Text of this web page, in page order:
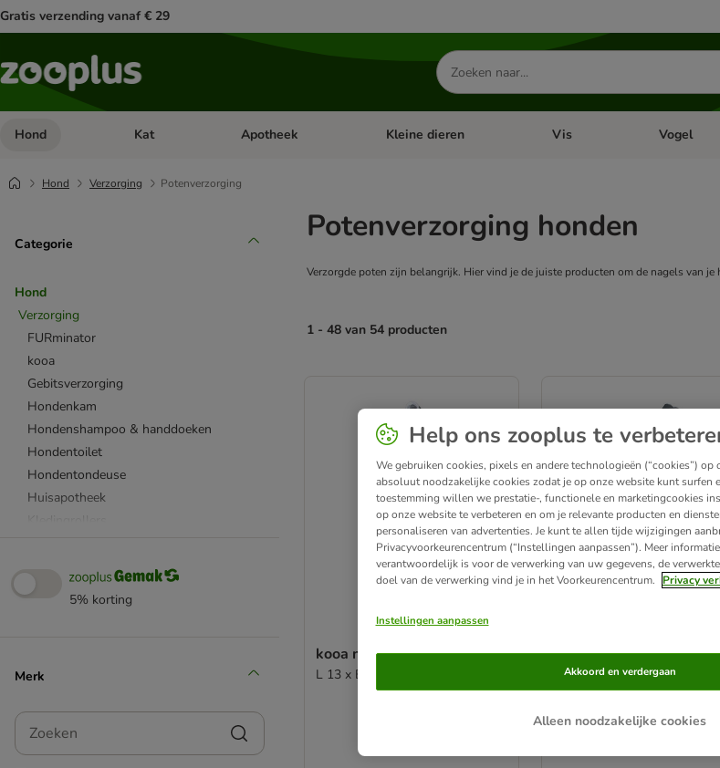
Gratis verzending vanaf € 29
Zoeken
naar
producten
Hond Open categorie menu: Hond
Kat Open categorie menu: Kat
Apotheek Open categorie menu: Apotheek
Kleine dieren Open categorie menu: Kleine
Vis Open
Vogel
Hond Verzorging Potenverzorging
Categorie
Hond
Verzorging
FURminator
kooa
Gebitsverzorging
Hondenkam
Hondenshampoo & handdoeken
Hondentoilet
Hondentondeuse
Huisapotheek
Potenverzorging
Sprays
Vlek- & Geurontsmetter
Bekijk alles
5% korting
Merk
Zoeken
Potenverzorging honden
Verzorgde poten zijn belangrijk. Hier vind je de juiste producten om de nagels van
1 - 48 van 54 producten
kooa nagelknipper met led
L 13 x B 5 x H 2 cm
Trixie Nagelschaar
Grootte: 8 cm
Help ons zooplus te
We gebruiken cookies, pixels en andere technologieën (“cookies”) op
absoluut noodzakelijke cookies zodat je op onze website kunt surfen
toestemming willen we prestatie-, functionele en marketingcookies
op onze website te verbeteren en om je relevante producten en
personaliseren van advertenties. Je kunt te allen tijde wijzigingen
Privacyvoorkeurencentrum (“Instellingen aanpassen”). Meer
verantwoordelijk is voor de verwerking van uw gegevens, de
doel van de verwerking vind je in het Voorkeurencentrum.
Privacy
Instellingen aanpassen
Alleen noodzakelijke cookies
Akkoord en verdergaan